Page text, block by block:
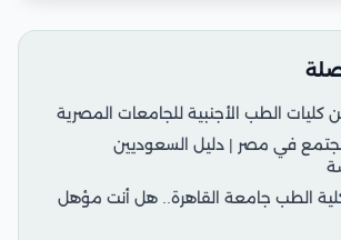
كليات الطب الأجنبية للجامعات المصرية
في مصر | دليل السعوديين
الطب جامعة القاهرة.. هل أنت مؤهل